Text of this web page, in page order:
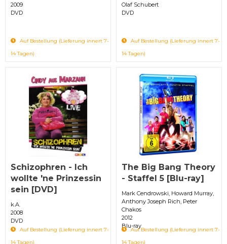
2009
DVD
Auf Bestellung (Lieferung innert 7-
14 Tagen)
Olaf Schubert
DVD
Auf Bestellung (Lieferung innert 7-
14 Tagen)
Schizophren - Ich
wollte 'ne Prinzessin
sein [DVD]
k.A.
2008
DVD
Auf Bestellung (Lieferung innert 7-
14 Tagen)
The Big Bang Theory
- Staffel 5 [Blu-ray]
Mark Cendrowski, Howard Murray,
Anthony Joseph Rich, Peter
Chakos
2012
Blu-ray
Auf Bestellung (Lieferung innert 7-
14 Tagen)